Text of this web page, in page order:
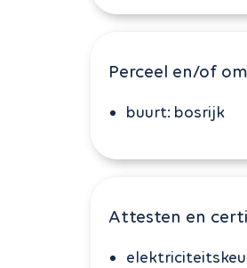
Perceel en/of
buurt: bosrijk
Attesten en